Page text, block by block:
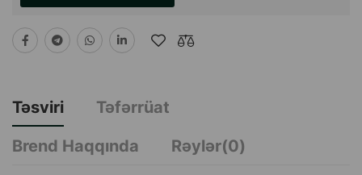
Təsviri
Təfərrüat
Brend Haqqında
Rəylər(0)